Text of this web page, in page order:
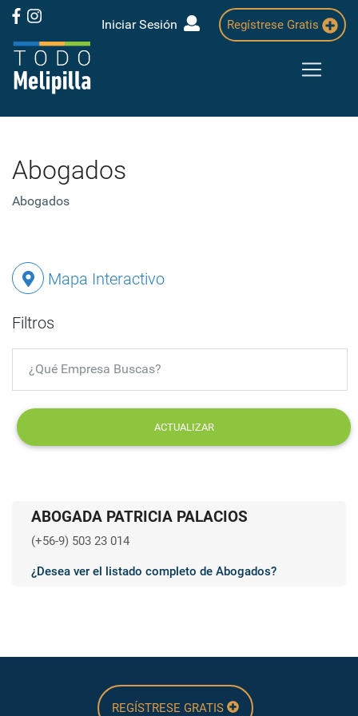
Iniciar Sesión Regístrese Gratis
Abogados
Abogados
Mapa Interactivo
Filtros
ACTUALIZAR
ABOGADA PATRICIA PALACIOS
(+56-9) 503 23 014
¿Desea ver el listado completo de Abogados?
REGÍSTRESE GRATIS